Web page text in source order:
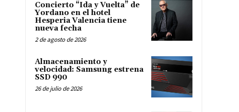
Concierto “Ida y Vuelta” de
Yordano en el hotel
Hesperia Valencia tiene
nueva fecha
2 de agosto de 2026
Almacenamiento y
velocidad: Samsung estrena
SSD 990
26 de julio de 2026